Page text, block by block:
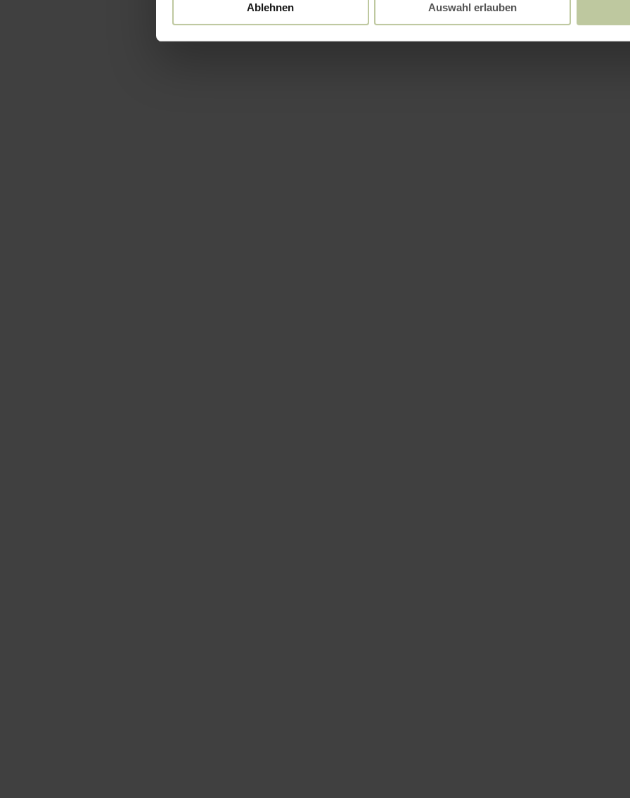
Ablehnen Auswahl erlauben